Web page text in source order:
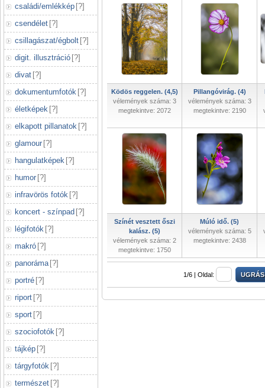
családi/emlékkép [?]
csendélet [?]
csillagászat/égbolt [?]
digit. illusztráció [?]
divat [?]
dokumentumfotók [?]
életképek [?]
elkapott pillanatok [?]
glamour [?]
hangulatképek [?]
humor [?]
infravörös fotók [?]
koncert - színpad [?]
légifotók [?]
makró [?]
panoráma [?]
portré [?]
riport [?]
sport [?]
szociofotók [?]
tájkép [?]
tárgyfotók [?]
természet [?]
Ködös reggelen. (4,5)
vélemények száma: 3
megtekintve: 2072
Pillangóvirág. (4)
vélemények száma: 3
megtekintve: 2190
Színét vesztett őszi
kalász. (5)
vélemények száma: 2
megtekintve: 1750
Múló idő. (5)
vélemények száma: 5
megtekintve: 2438
1/6 | Oldal: